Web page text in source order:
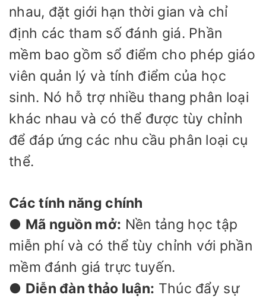
nhau, đặt giới hạn thời gian và chỉ
định các tham số đánh giá. Phần
mềm bao gồm sổ điểm cho phép giáo
viên quản lý và tính điểm của học
sinh. Nó hỗ trợ nhiều thang phân loại
khác nhau và có thể được tùy chỉnh
để đáp ứng các nhu cầu phân loại cụ
thể.
Các tính năng chính
● Mã nguồn mở: Nền tảng học tập
miễn phí và có thể tùy chỉnh với phần
mềm đánh giá trực tuyến.
● Diễn đàn thảo luận: Thúc đẩy sự